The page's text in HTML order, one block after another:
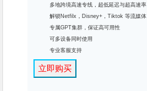
专业客服支持
立即购买
多地跨境高速专线，超低延迟与超高速率
解锁Netfilx，Disney+，Tiktok 等流媒体
专属GPT集群，保证高可用性
可多设备同时使用
专业客服支持
立即购买